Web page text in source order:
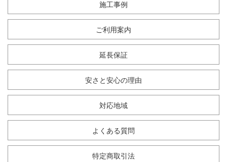
施工事例
ご利用案内
延長保証
安さと安心の理由
対応地域
よくある質問
特定商取引法